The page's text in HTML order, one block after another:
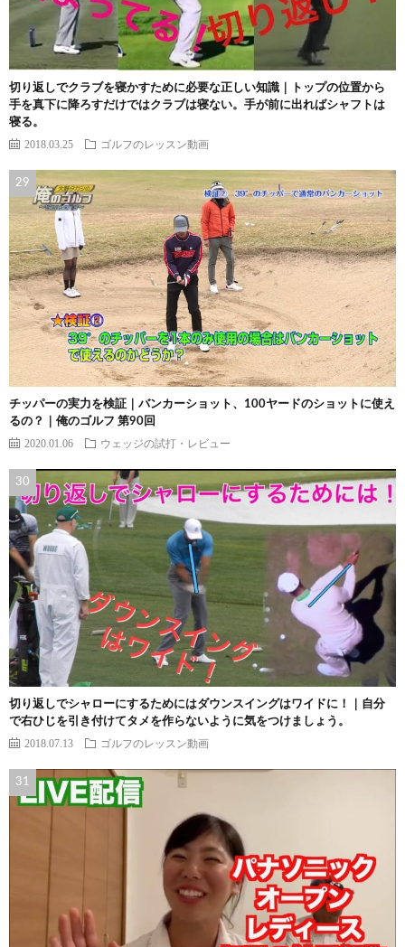
切り返しでクラブを寝かすために必要な正しい知識｜トップの位置から
手を真下に降ろすだけではクラブは寝ない。手が前に出ればシャフトは
寝る。
2018.03.25 ゴルフのレッスン動画
チッパーの実力を検証｜バンカーショット、100ヤードのショットに使え
るの？｜俺のゴルフ 第90回
2020.01.06 ウェッジの試打・レビュー
切り返しでシャローにするためにはダウンスイングはワイドに！｜自分
で右ひじを引き付けてタメを作らないように気をつけましょう。
2018.07.13 ゴルフのレッスン動画